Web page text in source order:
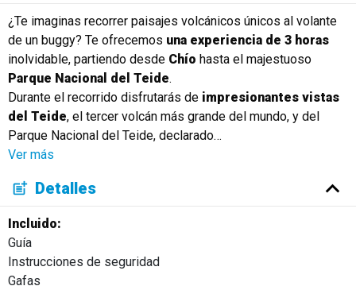
¿Te imaginas recorrer paisajes volcánicos únicos al volante
de un buggy? Te ofrecemos una experiencia de 3 horas
inolvidable, partiendo desdeChío hasta el majestuoso
Parque Nacional del Teide.
Durante el recorrido disfrutarás de impresionantes vistas
del Teide, el tercer volcán más grande del mundo, y del
Parque Nacional del Teide, declarado…
Ver más
Detalles
Incluido:
Guía
Instrucciones de seguridad
Gafas